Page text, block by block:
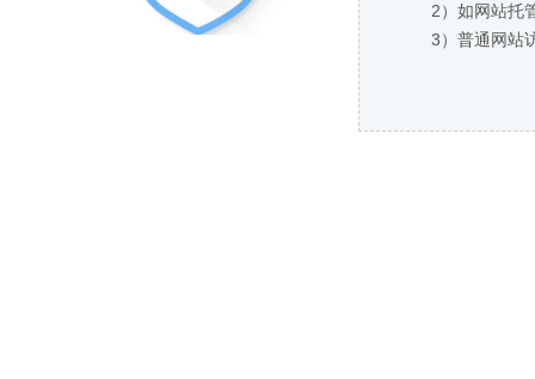
2）如网站托
3）普通网站